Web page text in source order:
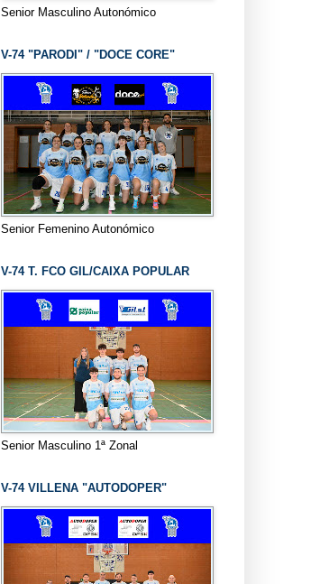
Senior Masculino Autonómico
V-74 "PARODI" / "DOCE CORE"
Senior Femenino Autonómico
V-74 T. FCO GIL/CAIXA POPULAR
Senior Masculino 1ª Zonal
V-74 VILLENA "AUTODOPER"